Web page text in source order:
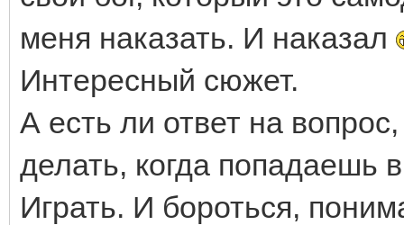
меня наказать. И наказал
Интересный сюжет.
А есть ли ответ на
делать, когда попадаешь
Играть. И бороться,